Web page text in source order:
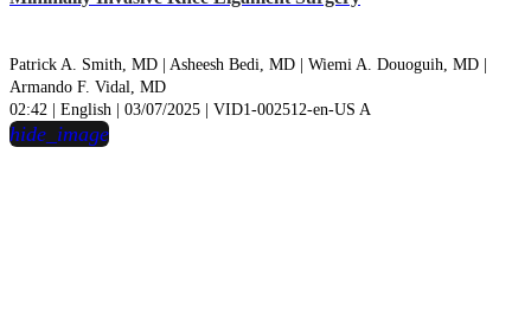
Patrick A. Smith, MD | Asheesh Bedi, MD | Wiemi A. Douoguih, MD |
Armando F. Vidal, MD
02:42 | English | 03/07/2025 | VID1-002512-en-US A
hide_image